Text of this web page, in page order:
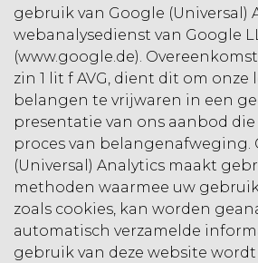
gebruik van Google (Universal)
webanalysedienst van Google
(www.google.de).
zin 1 lit f AVG, dient dit om onze
belangen te vrijwaren in een
presentatie van ons aanbod
proces van belangenafweging.
(Universal) Analytics maakt
methoden waarmee uw
zoals cookies, kan worden
automatisch verzamelde
gebruik van deze website